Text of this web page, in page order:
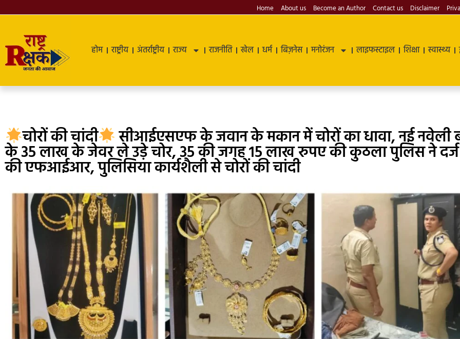
Home About us Become an Author Contact us Disclaimer
होम राष्ट्रीय अंतर्राष्ट्रीय राज्य राजनीति खेल धर्म बिज़नेस मनोरंजन लाइफस्टाइल शिक्षा स्वास्थ्य
चोरों की चांदी सीआईएसएफ के जवान के मकान में चोरों का धावा, नई नवेली
के 35 लाख के जेवर ले उड़े चोर, 35 की जगह 15 लाख रुपए की कुठला पुलिस ने दर्ज
की एफआईआर, पुलिसिया कार्यशैली से चोरों की चांदी